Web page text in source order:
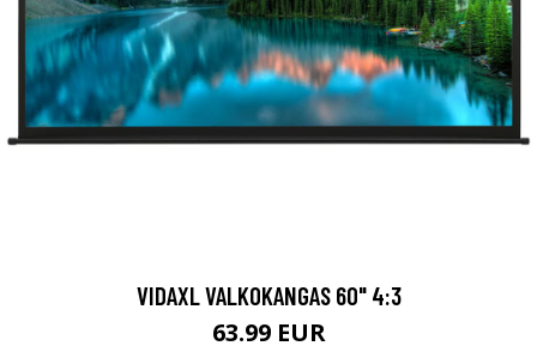
VIDAXL VALKOKANGAS 60" 4:3
63.99 EUR